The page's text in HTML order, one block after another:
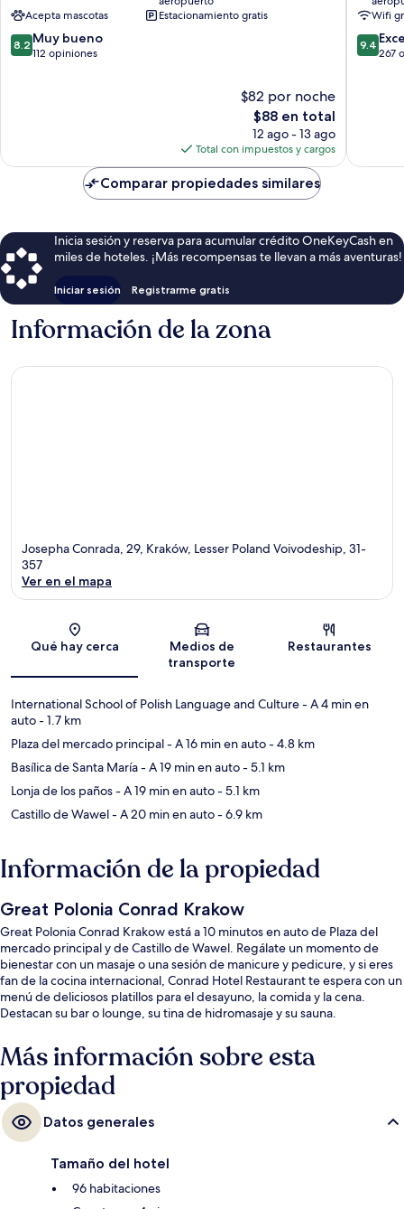
Acepta mascotas
Estacionamiento gratis
8.2
de
8.2 Muy bueno
112 opiniones
$82 por noche
El
precio
actual
es
de
$88
$88 en total
12 ago - 13 ago
Total con impuestos y cargos
ciudad
de
Cracovia
Wifi
9.4
de
9.4
267
Comparar propiedades similares
Inicia sesión y reserva para acumular crédito OneKeyCash en
miles de hoteles. ¡Más recompensas te llevan a más aventuras!
Iniciar sesión Registrarme gratis
Información de la zona
Josepha Conrada, 29, Kraków, Lesser Poland Voivodeship, 31-
357
Ver en el mapa
Qué hay cerca
Medios de
transporte
Restaurantes
International School of Polish Language and Culture- A 4 min en
auto- 1.7 km
Plaza del mercado principal- A 16 min en auto- 4.8 km
Basílica de Santa María- A 19 min en auto- 5.1 km
Lonja de los paños- A 19 min en auto- 5.1 km
Castillo de Wawel- A 20 min en auto- 6.9 km
Información de la propiedad
Great Polonia Conrad Krakow
Great Polonia Conrad Krakow está a 10 minutos en auto de Plaza del
mercado principal y de Castillo de Wawel. Regálate un momento de
bienestar con un masaje o una sesión de manicure y pedicure, y si eres
fan de la cocina internacional, Conrad Hotel Restaurant te espera con un
menú de deliciosos platillos para el desayuno, la comida y la cena.
Destacan su bar o lounge, su tina de hidromasaje y su sauna.
Más información sobre esta
propiedad
Datos generales
Tamaño del hotel
96 habitaciones